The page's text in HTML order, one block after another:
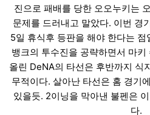
진으로 패배를 당한 오오누키는
문제를 드러내고 말았다. 이번 경
5일 휴식후 등판을 해야 한다는
뱅크의 투수진을 공략하면서 마
올린 DeNA의 타선은 후반까지 식
무적이다. 살아난 타선은 홈 경기
있을듯. 2이닝을 막아낸 불펜은
다.